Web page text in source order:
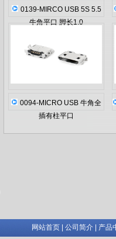
0139-MIRCO USB 5S 5.5
牛角平口 脚长1.0
0094-MICRO USB 牛角全
插有柱平口
网站首页| 公司简介| 产品